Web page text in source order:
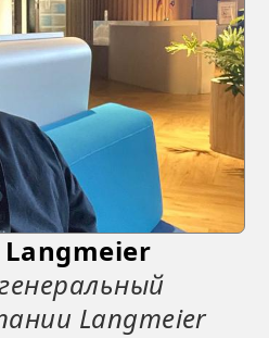
Langmeier
Langmeier